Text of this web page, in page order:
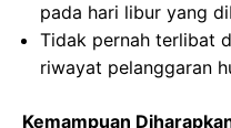
pada hari libur yang
Tidak pernah terlibat
riwayat pelanggaran
Kemampuan